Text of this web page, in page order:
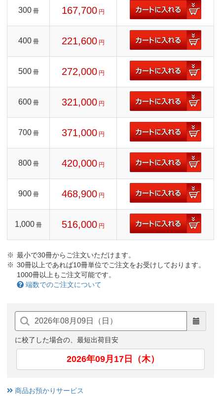
300 冊 167,700 円
400 冊 221,600 円
500 冊 272,000 円
600 冊 321,000 円
700 冊 371,000 円
800 冊 420,000 円
900 冊 468,900 円
1,000 冊 516,000 円
最小で30冊からご注文いただけます。
30冊以上であれば10冊単位でご注文をお受けしております。
1000冊以上もご注文可能です。
端数でのご注文について
に校了した場合の、最短出荷目安
2026年09月17日（木）
商品お預かりサービス